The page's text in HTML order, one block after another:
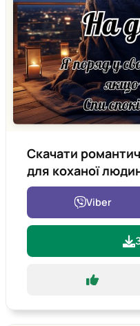
Скачати
для коханої
Viber